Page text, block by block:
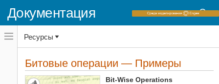
Документация
Переключатель
навигационного
меню
переключатель
навигационного
Примеры
MATLAB
Ресурсы
Битовые операции — Примеры
Bit-Wise Operations